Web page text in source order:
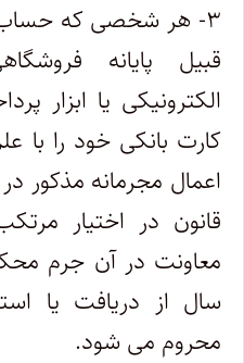
۳- هر شخصی که حساب
قبیل پایانه
الکترونیکی یا ابزار
کارت بانکی خود را با
قانون در اختیار
معاونت در آن جرم
سال از دریافت یا
محروم می شود.